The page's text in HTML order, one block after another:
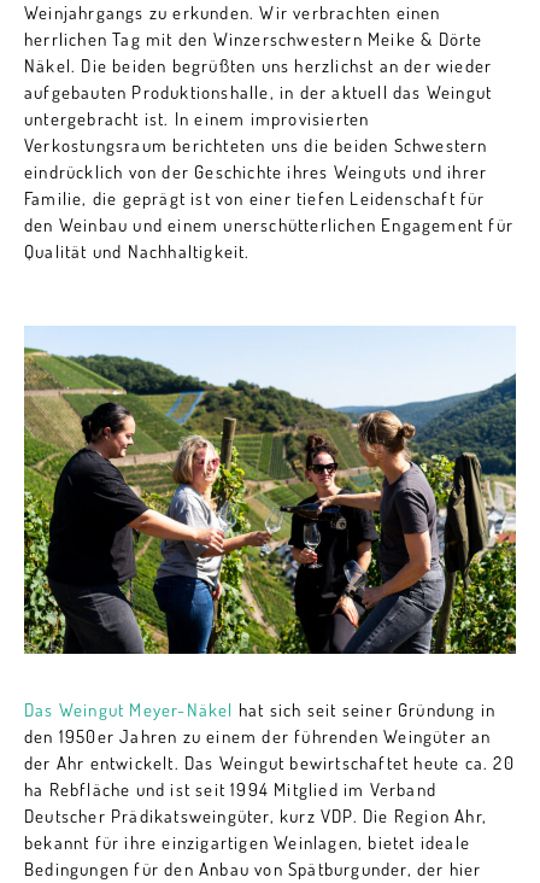
Weinjahrgangs zu erkunden. Wir verbrachten einen
herrlichen Tag mit den Winzerschwestern Meike & Dörte
Näkel. Die beiden begrüßten uns herzlichst an der wieder
aufgebauten Produktionshalle, in der aktuell das Weingut
untergebracht ist. In einem improvisierten
Verkostungsraum berichteten uns die beiden Schwestern
eindrücklich von der Geschichte ihres Weinguts und ihrer
Familie, die geprägt ist von einer tiefen Leidenschaft für
den Weinbau und einem unerschütterlichen Engagement für
Qualität und Nachhaltigkeit.
Das Weingut Meyer-Näkel hat sich seit seiner Gründung in
den 1950er Jahren zu einem der führenden Weingüter an
der Ahr entwickelt. Das Weingut bewirtschaftet heute ca. 20
ha Rebfläche und ist seit 1994 Mitglied im Verband
Deutscher Prädikatsweingüter, kurz VDP. Die Region Ahr,
bekannt für ihre einzigartigen Weinlagen, bietet ideale
Bedingungen für den Anbau von Spätburgunder, der hier